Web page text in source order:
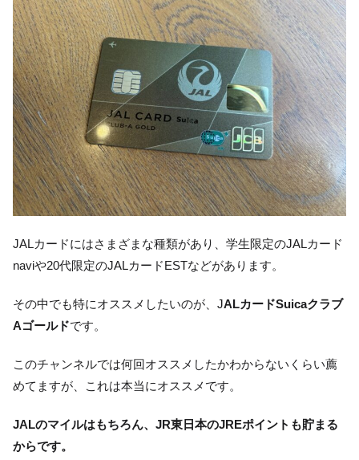
JALカードにはさまざまな種類があり、学生限定のJALカード
naviや20代限定のJALカードESTなどがあります。
その中でも特にオススメしたいのが、JALカードSuicaクラブ
Aゴールドです。
このチャンネルでは何回オススメしたかわからないくらい薦
めてますが、これは本当にオススメです。
JALのマイルはもちろん、JR東日本のJREポイントも貯まる
からです。